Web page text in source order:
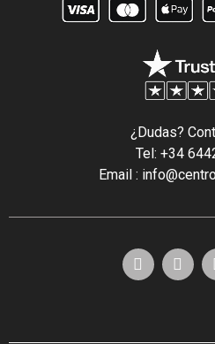
¿Dudas?
Tel: +34
Email :